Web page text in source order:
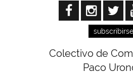
subscribirse
Colectivo de
Paco